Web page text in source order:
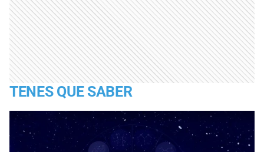
TENES QUE SABER